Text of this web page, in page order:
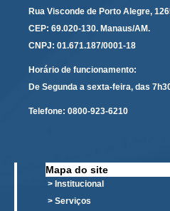
Comitê de Prevenção e
Moral, do Assédio Sexual e
Comitê Gestor do Plano de
no Âmbito do TRT11
Grupo Operacional do
Comissão de Justiça
Comissão Permanente de
Rua Visconde de Porto Alegre,
CEP: 69.020-130. Manaus/AM.
CNPJ: 01.671.187/0001-18
Horário de funcionamento:
De Segunda a sexta-feira, das
Telefone: 0800-923-6210
Mapa do site
> Institucional
> Serviços